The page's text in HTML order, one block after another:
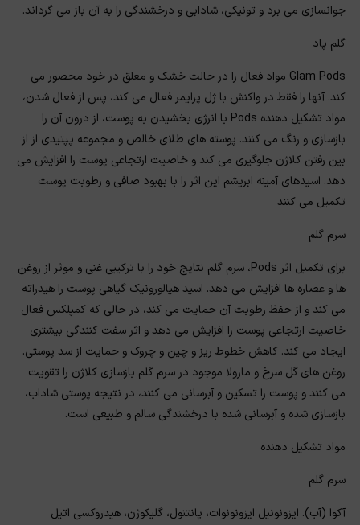
جوانسازی می برد و تونیکی، شادابی و درخشندگی را به آن باز می گرداند.
گلم پاد
Glam Pods مواد فعال را در حالت خشک و معلق در خود محصور می
کند. آنها را فقط در واکنش با ژل پرایمر فعال می کند، پس از فعال شدن،
مواد تشکیل دهنده Pods با انرژی بخشیدن به پوست، از درون آن را
بازسازی و رنگ می کنند. پوسته های طلای خالص و مجموعه پپتیدی از از
بین رفتن کلاژن جلوگیری می کند و خاصیت ارتجاعی پوست را افزایش می
دهد. اسیدهای آمینه ابریشم این اثر را با بهبود صافی و رطوبت پوست
تکمیل می کنند
سرم گلم
برای تکمیل اثر Pods، سرم گلم نتایج خود را با ترکیبی غنی و موثر از روغن
ها و عصاره ها افزایش می دهد. اسید هیالورونیک گیاهی پوست را هیدراته
می کند و از حفظ رطوبت آن حمایت می کند، در حالی که کمپلکس فعال
خاصیت ارتجاعی پوست را افزایش می دهد و اثر سفت کنندگی بیشتری
ایجاد می کند. کاهش خطوط ریز و چین و چروک و حمایت از سد پوستی.
روغن های گل سرخ و مارولا موجود در سرم گلم بازسازی کلاژن را تقویت
می کنند و پوست را تسکین و آبرسانی می کنند، در نتیجه پوستی شاداب،
بازسازی شده و آبرسانی شده با درخشندگی سالم و طبیعی است.
مواد تشکیل دهنده
سرم گلم
آکوا (آب). ایزونونیل ایزونونوات، پانتنول، گلیکوژن، هیدروکسی اتیل